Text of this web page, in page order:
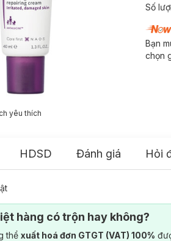
yêu thích
Số
Bạn
chọn
HDSD Đánh giá Hỏi
hàng có trộn hay không?
thể xuất hoá đơn GTGT (VAT) 100%